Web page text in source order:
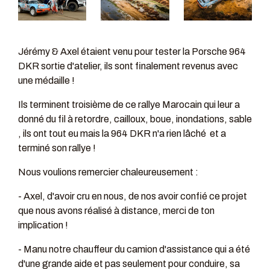
Jérémy & Axel étaient venu pour tester la Porsche 964
DKR sortie d'atelier, ils sont finalement revenus avec
une médaille !
Ils terminent troisième de ce rallye Marocain qui leur a
donné du fil à retordre, cailloux, boue, inondations, sable
, ils ont tout eu mais la 964 DKR n'a rien lâché et a
terminé son rallye !
Nous voulions remercier chaleureusement :
- Axel, d'avoir cru en nous, de nos avoir confié ce projet
que nous avons réalisé à distance, merci de ton
implication !
- Manu notre chauffeur du camion d'assistance qui a été
d'une grande aide et pas seulement pour conduire, sa